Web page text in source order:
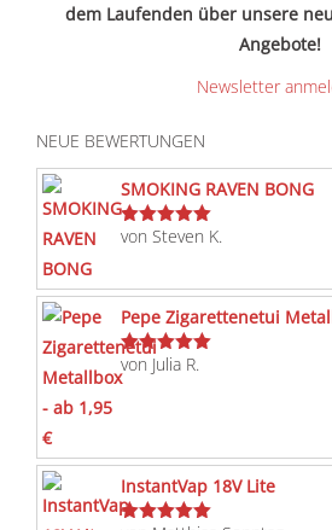
dem Laufenden über unsere
Angebote!
Newsletter
NEUE BEWERTUNGEN
SMOKING RAVEN BONG
Bewertet
von Steven K.
Pepe Zigarettenetui
Bewertet
mit
von Julia R.
InstantVap 18V Lite